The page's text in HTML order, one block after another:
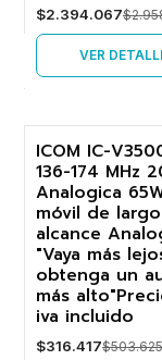
$2.394.067
VER
-37%
ICOM IC-
136-174 MHz
Analogica
móvil de largo
alcance
"Vaya más
obtenga un
más
iva incluido
$316.417$503.625